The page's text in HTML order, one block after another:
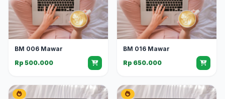
BM 006 Mawar
Rp 500.000
BM 016 Mawar
Rp 650.000